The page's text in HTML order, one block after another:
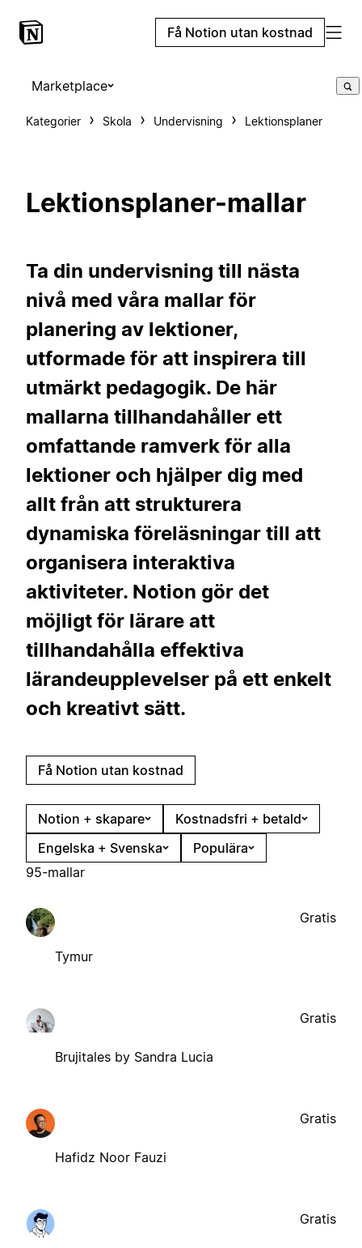
Få Notion utan kostnad
Marketplace
Kategorier Skola Undervisning Lektionsplaner
Lektionsplaner-mallar
Ta din undervisning till nästa
nivå med våra mallar för
planering av lektioner,
utformade för att inspirera till
utmärkt pedagogik. De här
mallarna tillhandahåller ett
omfattande ramverk för alla
lektioner och hjälper dig med
allt från att strukturera
dynamiska föreläsningar till att
organisera interaktiva
aktiviteter. Notion gör det
möjligt för lärare att
tillhandahålla effektiva
lärandeupplevelser på ett enkelt
och kreativt sätt.
Få Notion utan kostnad
Notion + skapare
Kostnadsfri + betald
Engelska + Svenska
Populära
95-mallar
Tymur
Gratis
Brujitales by Sandra Lucia
Gratis
Hafidz Noor Fauzi
Gratis
Gratis